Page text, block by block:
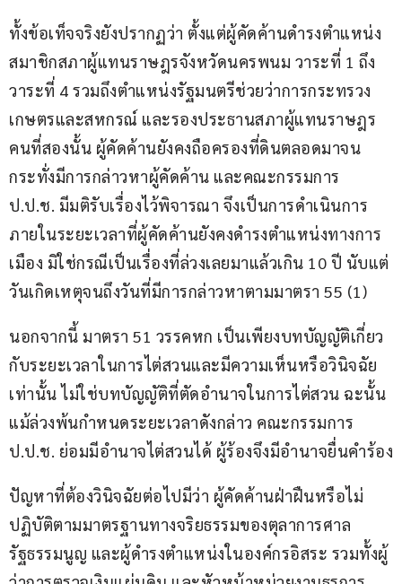
ทั้งข้อเท็จจริงยังปรากฏว่า ตั้งแต่ผู้คัดค้านดำรงตำแหน่ง
สมาชิกสภาผู้แทนราษฎรจังหวัดนครพนม วาระที่ 1 ถึง
วาระที่ 4 รวมถึงตำแหน่งรัฐมนตรีช่วยว่าการกระทรวง
เกษตรและสหกรณ์ และรองประธานสภาผู้แทนราษฎร
คนที่สองนั้น ผู้คัดค้านยังคงถือครองที่ดินตลอดมาจน
กระทั่งมีการกล่าวหาผู้คัดค้าน และคณะกรรมการ
ป.ป.ช. มีมติรับเรื่องไว้พิจารณา จึงเป็นการดำเนินการ
ภายในระยะเวลาที่ผู้คัดค้านยังคงดำรงตำแหน่งทางการ
เมือง มิใช่กรณีเป็นเรื่องที่ล่วงเลยมาแล้วเกิน 10 ปี นับแต่
วันเกิดเหตุจนถึงวันที่มีการกล่าวหาตามมาตรา 55 (1)
นอกจากนี้ มาตรา 51 วรรคหก เป็นเพียงบทบัญญัติเกี่ยว
กับระยะเวลาในการไต่สวนและมีความเห็นหรือวินิจฉัย
เท่านั้น ไม่ใช่บทบัญญัติที่ตัดอำนาจในการไต่สวน ฉะนั้น
แม้ล่วงพ้นกำหนดระยะเวลาดังกล่าว คณะกรรมการ
ป.ป.ช. ย่อมมีอำนาจไต่สวนได้ ผู้ร้องจึงมีอำนาจยื่นคำร้อง
ปัญหาที่ต้องวินิจฉัยต่อไปมีว่า ผู้คัดค้านฝ่าฝืนหรือไม่
ปฏิบัติตามมาตรฐานทางจริยธรรมของตุลาการศาล
รัฐธรรมนูญ และผู้ดำรงตำแหน่งในองค์กรอิสระ รวมทั้งผู้